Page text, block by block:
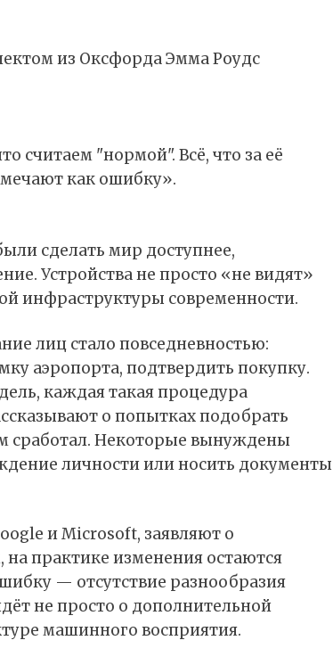
из Оксфорда Эмма Роудс
считаем "нормой". Всё, что за её
как ошибку».
сделать мир доступнее,
Устройства не просто «не видят»
инфраструктуры современности.
лиц стало повседневностью:
аэропорта, подтвердить покупку.
каждая такая процедура
о попытках подобрать
сработал. Некоторые вынуждены
личности или носить документы
и Microsoft, заявляют о
практике изменения остаются
— отсутствие разнообразия
не просто о дополнительной
машинного восприятия.